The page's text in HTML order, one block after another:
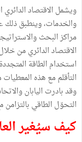
ويشمل الاقتصاد الدائري
والخدمات، وينطبق
مراكز البحث
الاقتصاد الدائري من
استخدام الطاقة
التأقلم مع هذه
وقد بادرت اليابان
التحوّل الطاقي بالتزامن
كيف سيُغير